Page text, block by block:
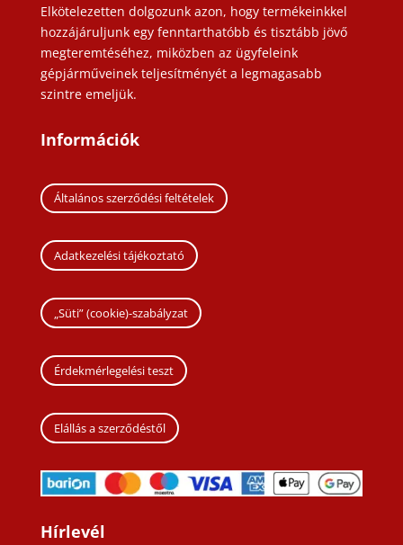
Elkötelezetten dolgozunk azon, hogy termékeinkkel
hozzájáruljunk egy fenntarthatóbb és tisztább jövő
megteremtéséhez, miközben az ügyfeleink
gépjárműveinek teljesítményét a legmagasabb
szintre emeljük.
Információk
Általános szerződési feltételek
Adatkezelési tájékoztató
„Süti” (cookie)-szabályzat
Érdekmérlegelési teszt
Elállás a szerződéstől
Hírlevél